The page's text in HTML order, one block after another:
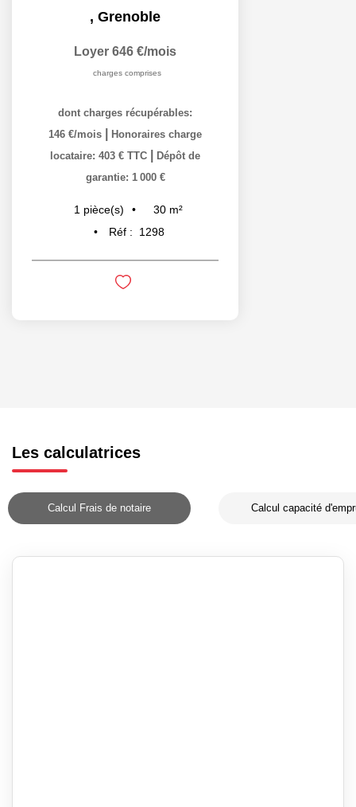
, Grenoble
Loyer 646 €/mois
charges comprises
dont charges récupérables:
146 €/mois
Honoraires charge
locataire: 403 € TTC
Dépôt de
garantie: 1 000 €
1 pièce(s) 30 m²
Réf :
1298
Les calculatrices
Calcul Frais de notaire Calcul capacité